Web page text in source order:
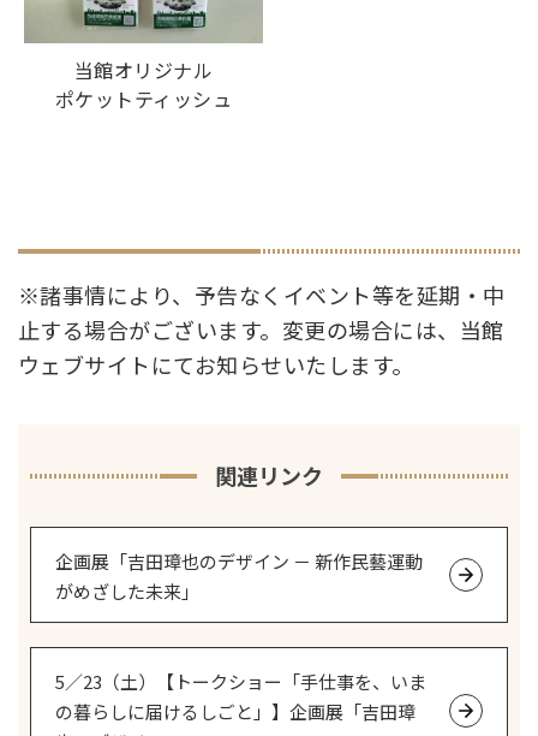
当館オリジナル
ポケットティッシュ
※諸事情により、予告なくイベント等を延期・中
止する場合がございます。変更の場合には、当館
ウェブサイトにてお知らせいたします。
関連リンク
企画展「吉田璋也のデザイン － 新作民藝運動
がめざした未来」
5／23（土）【トークショー「手仕事を、いま
の暮らしに届けるしごと」】企画展「吉田璋